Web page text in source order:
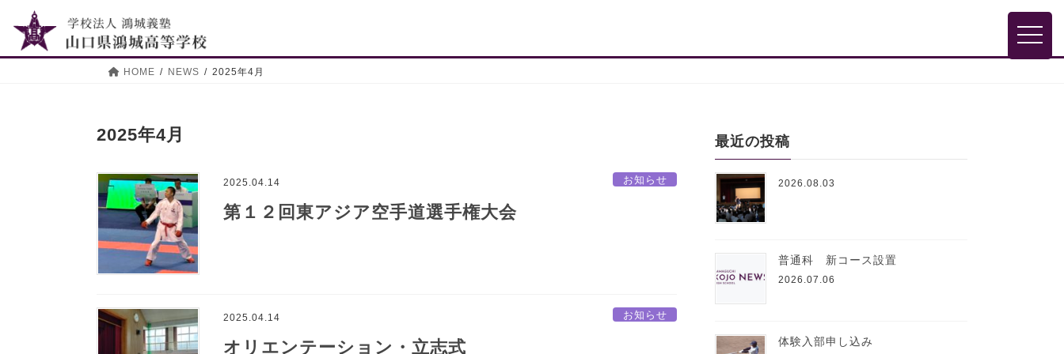
HOME NEWS 2025年4月
2025年4月
2025.04.14 お知らせ
第１２回東アジア空手道選手権大会
2025.04.14 お知らせ
オリエンテーション・立志式
最近の投稿
2026.08.03
普通科 新コース設置
2026.07.06
体験入部申し込み